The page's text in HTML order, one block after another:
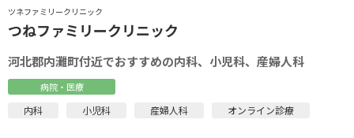
ツネファミリークリニック
つねファミリークリニック
河北郡内灘町付近でおすすめの内科、小児科、産婦人科
病院・医療
内科 小児科 産婦人科 オンライン診療